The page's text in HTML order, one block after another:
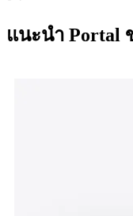
แนะนำ Portal